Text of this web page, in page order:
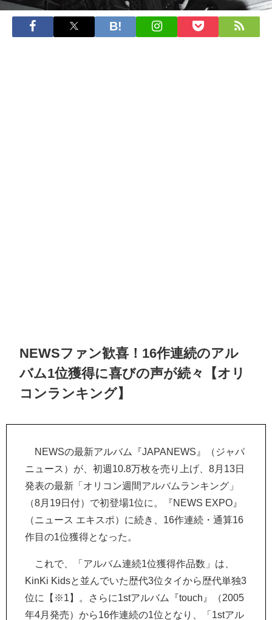
NEWSファン歓喜！16作連続のアル
バム1位獲得に喜びの声が続々【オリ
コンランキング】
NEWSの最新アルバム『JAPANEWS』（ジャパ
ニュース）が、初週10.8万枚を売り上げ、8月13日
発表の最新「オリコン週間アルバムランキング」
（8月19日付）で初登場1位に。『NEWS EXPO』
（ニュース エキスポ）に続き、16作連続・通算16
作目の1位獲得となった。
これで、「アルバム連続1位獲得作品数」は、
KinKi Kidsと並んでいた歴代3位タイから歴代単独3
位に【※1】。さらに1stアルバム『touch』（2005
年4月発売）から16作連続の1位となり、「1stアル